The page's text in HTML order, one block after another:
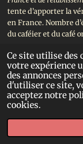
Ce site utilise des
votre expérience
des annonces
d'utiliser ce site,
acceptez notre
cookies.
tente d’apporter la
en France. Nombre
du caféier et du café
Dans le Mercure de
Lettre qui a pour objet
(22)Neveu du célèbre
Thévenot, il effectua
Italie et dans le
pour quelques mois
premiers essais. Il